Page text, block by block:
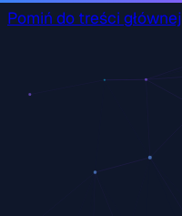
Pomiń do treści głównej